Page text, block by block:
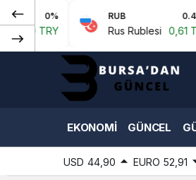
RUB
Rus Rublesi 0,61 TRY
EKONOMI GÜNCEL
USD 44,90 EURO 52,91